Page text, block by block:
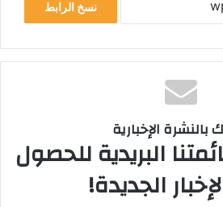
نسخ الرابط
بالنشرة الإخبارية
البريدية للحصول
الجديدة!